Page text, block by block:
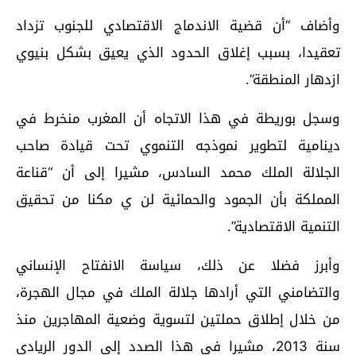
وأضاف “أن قضية الاندماج الاقتصادي للجنوب تزداد
تعقيدا، بسبب إغلاق الحدود الذي يعيق بشكل بنيوي
ازدهار المنطقة”.
وسجل بوريطة في هذا الاتجاه أن المغرب منخرط في
دينامية لتطوير نموذجه التنموي تحت قيادة صاحب
الجلالة الملك محمد السادس، مشيرا إلى أن “قناعة
المملكة بأن الجمود والحمائية لن ي مكنا من تحقيق
التنمية الاقتصادية”.
وأبرز فضلا عن ذلك، سياسة الانفتاح الإنساني
والتضامني التي أرادها جلالة الملك في مجال الهجرة،
من خلال إطلاق حملتين لتسوية وضعية المهاجرين منذ
سنة 2013، مشيرا في هذا الصدد إلى الدور الريادي